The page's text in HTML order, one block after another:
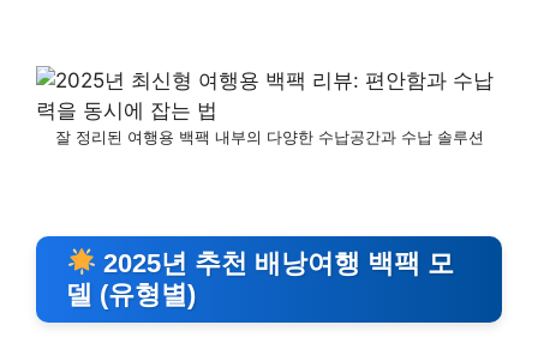
잘 정리된 여행용 백팩 내부의 다양한 수납공간과 수납 솔루션
2025년 추천 배낭여행 백팩 모
델 (유형별)